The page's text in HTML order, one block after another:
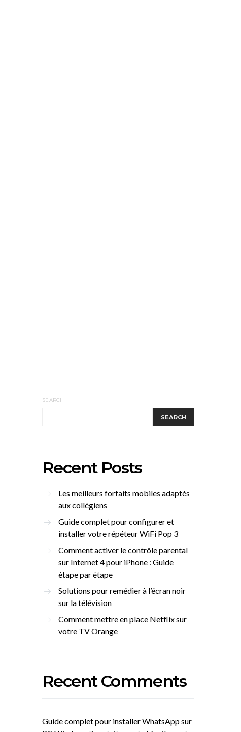
SEARCH
SEARCH
Recent Posts
Les meilleurs forfaits mobiles adaptés
aux collégiens
Guide complet pour configurer et
installer votre répéteur WiFi Pop 3
Comment activer le contrôle parental
sur Internet 4 pour iPhone : Guide
étape par étape
Solutions pour remédier à l’écran noir
sur la télévision
Comment mettre en place Netflix sur
votre TV Orange
Recent Comments
Guide complet pour installer WhatsApp sur